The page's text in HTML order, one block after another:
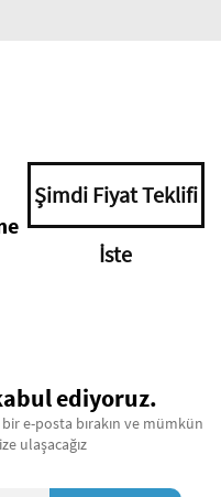
Şimdi Fiyat Teklifi
İste
ediyoruz.
e-posta bırakın ve mümkün
ulaşacağız